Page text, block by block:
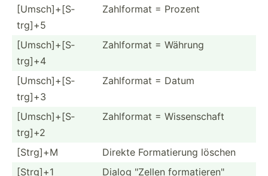
[Umsch­​]+­[​S­
trg]+5
Zahlformat = Prozent
[Umsch­​]+­[​S­
trg]+4
Zahlformat = Währung
[Umsch­​]+­[​S­
trg]+3
Zahlformat = Datum
[Umsch­​]+­[​S­
trg]+2
Zahlformat = Wissen­schaft
[Strg]+M
Direkte Format­ierung löschen
[Strg]+1
Dialog "­Zellen format­ier­en"